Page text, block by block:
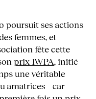
poursuit ses actions
femmes, et
fête cette
prix IWPA, initié
une véritable
amatrices – car